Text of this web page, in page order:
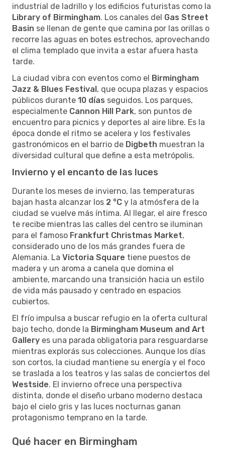
industrial de ladrillo y los edificios futuristas como la
Library of Birmingham. Los canales del Gas Street
Basin se llenan de gente que camina por las orillas o
recorre las aguas en botes estrechos, aprovechando
el clima templado que invita a estar afuera hasta
tarde.
La ciudad vibra con eventos como el Birmingham
Jazz & Blues Festival, que ocupa plazas y espacios
públicos durante 10 días seguidos. Los parques,
especialmente Cannon Hill Park, son puntos de
encuentro para picnics y deportes al aire libre. Es la
época donde el ritmo se acelera y los festivales
gastronómicos en el barrio de Digbeth muestran la
diversidad cultural que define a esta metrópolis.
Invierno y el encanto de las luces
Durante los meses de invierno, las temperaturas
bajan hasta alcanzar los 2 °C y la atmósfera de la
ciudad se vuelve más íntima. Al llegar, el aire fresco
te recibe mientras las calles del centro se iluminan
para el famoso Frankfurt Christmas Market,
considerado uno de los más grandes fuera de
Alemania. La Victoria Square tiene puestos de
madera y un aroma a canela que domina el
ambiente, marcando una transición hacia un estilo
de vida más pausado y centrado en espacios
cubiertos.
El frío impulsa a buscar refugio en la oferta cultural
bajo techo, donde la Birmingham Museum and Art
Gallery es una parada obligatoria para resguardarse
mientras explorás sus colecciones. Aunque los días
son cortos, la ciudad mantiene su energía y el foco
se traslada a los teatros y las salas de conciertos del
Westside. El invierno ofrece una perspectiva
distinta, donde el diseño urbano moderno destaca
bajo el cielo gris y las luces nocturnas ganan
protagonismo temprano en la tarde.
Qué hacer en Birmingham